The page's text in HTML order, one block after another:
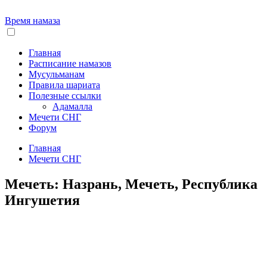
Время намаза
Главная
Расписание намазов
Мусульманам
Правила шариата
Полезные ссылки
Адамалла
Мечети СНГ
Форум
Главная
Мечети СНГ
Мечеть: Назрань, Мечеть, Республика
Ингушетия